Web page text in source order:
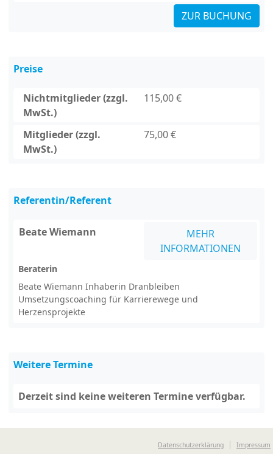
ZUR BUCHUNG
Preise
Nichtmitglieder (zzgl.
MwSt.)
115,00 €
Mitglieder (zzgl.
MwSt.)
75,00 €
Referentin/Referent
Beate Wiemann
MEHR
INFORMATIONEN
Beraterin
Beate Wiemann Inhaberin Dranbleiben
Umsetzungscoaching für Karrierewege und
Herzensprojekte
Weitere Termine
Derzeit sind keine weiteren Termine verfügbar.
Datenschutzerklärung Impressum